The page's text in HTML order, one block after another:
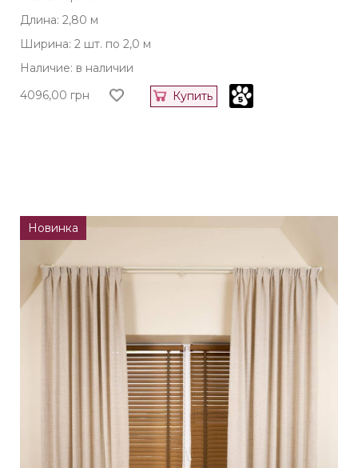
Длина: 2,80 м
Ширина: 2 шт. по 2,0 м
Наличие: в наличии
4096,00 грн Купить
Новинка